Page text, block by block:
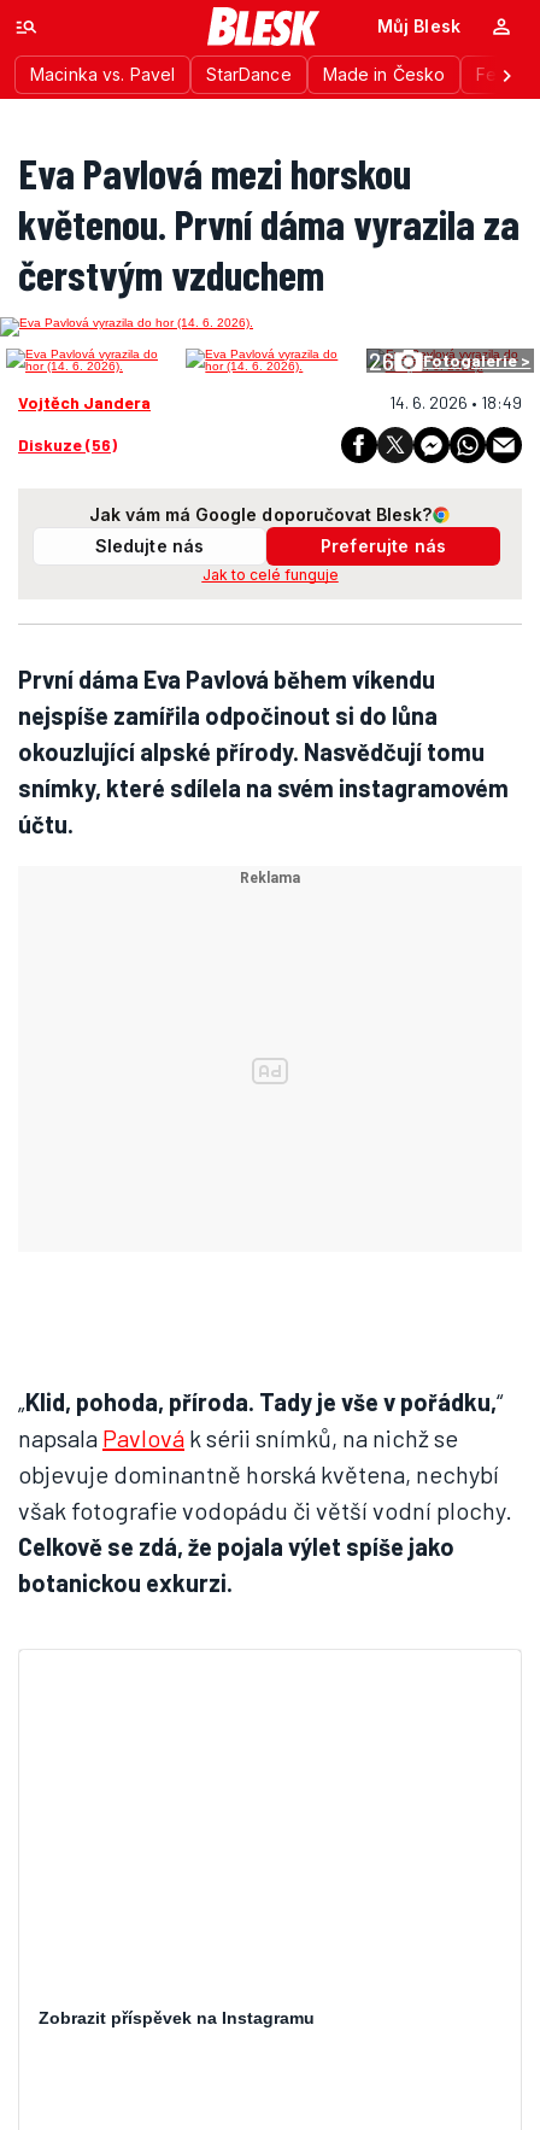
Macinka vs. Pavel StarDance Made in Česko
Můj Blesk
Eva Pavlová mezi horskou
květenou. První dáma vyrazila za
čerstvým vzduchem
26 Fotogalerie >
Vojtěch Jandera 14. 6. 2026 • 18:49
Diskuze (56)
Jak vám má Google doporučovat Blesk?
Sledujte nás
Preferujte nás
Jak to celé funguje
První dáma Eva Pavlová během víkendu
nejspíše zamířila odpočinout si do lůna
okouzlující alpské přírody. Nasvědčují tomu
snímky, které sdílela na svém instagramovém
účtu.
„Klid, pohoda, příroda. Tady je vše v pořádku,“
napsala Pavlová k sérii snímků, na nichž se
objevuje dominantně horská květena, nechybí
však fotografie vodopádu či větší vodní plochy.
Celkově se zdá, že pojala výlet spíše jako
botanickou exkurzi.
Zobrazit příspěvek na Instagramu